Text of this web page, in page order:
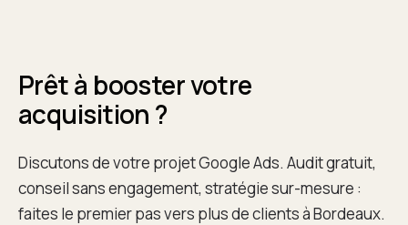
Prêt à booster votre
acquisition ?
Discutons de votre projet Google Ads. Audit gratuit,
conseil sans engagement, stratégie sur-mesure :
faites le premier pas vers plus de clients à Bordeaux.